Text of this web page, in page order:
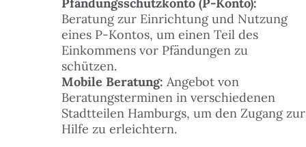
& KULTUR
Beratung zur Einrichtung und Nutzung
eines P-Kontos, um einen Teil des
Einkommens vor Pfändungen zu
schützen.
Mobile Beratung: Angebot von
Beratungsterminen in verschiedenen
Stadtteilen Hamburgs, um den Zugang zur
Hilfe zu erleichtern.